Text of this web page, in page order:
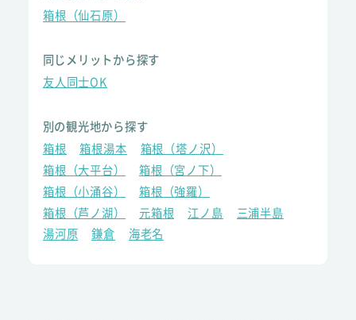
箱根（仙石原）
同じメリットから探す
友人同士OK
別の観光地から探す
箱根
箱根湯本
箱根（塔ノ沢）
箱根（大平台）
箱根（宮ノ下）
箱根（小涌谷）
箱根（強羅）
箱根（芦ノ湖）
元箱根 江ノ島
三浦半島
湯河原
鎌倉 海老名